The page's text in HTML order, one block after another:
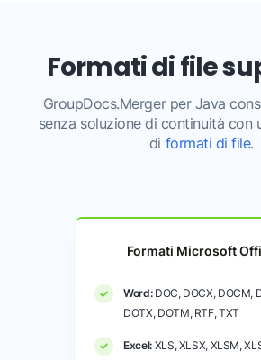
Formati di file
GroupDocs.Merger per Java
senza soluzione di continuità con
di formati di file.
Formati Microsoft
Word:DOC, DOCX, DOCM,
DOTX, DOTM, RTF, TXT
Excel:XLS, XLSX, XLSM,